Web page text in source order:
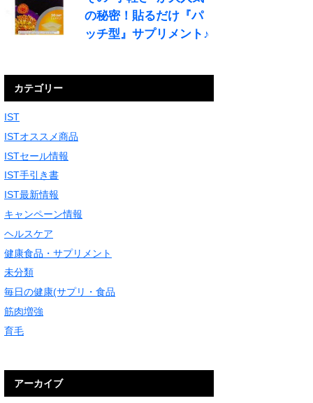
の秘密！貼るだけ『パ
ッチ型』サプリメント♪
カテゴリー
IST
ISTオススメ商品
ISTセール情報
IST手引き書
IST最新情報
キャンペーン情報
ヘルスケア
健康食品・サプリメント
未分類
毎日の健康(サプリ・食品
筋肉増強
育毛
アーカイブ